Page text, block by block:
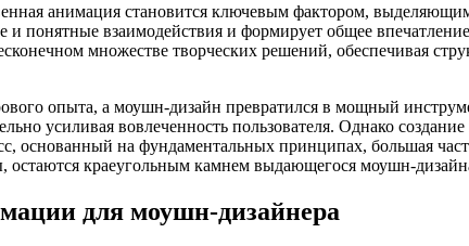
анимация становится ключевым фактором,
и понятные взаимодействия и формирует общее
множестве творческих решений, обеспечивая
опыта, а моушн-дизайн превратился в мощный
усиливая вовлеченность пользователя. Однако
основанный на фундаментальных принципах, большая
краеугольным камнем выдающегося моушн-
для моушн-дизайнера